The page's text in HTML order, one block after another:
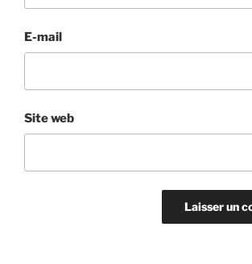
E-mail
Site web